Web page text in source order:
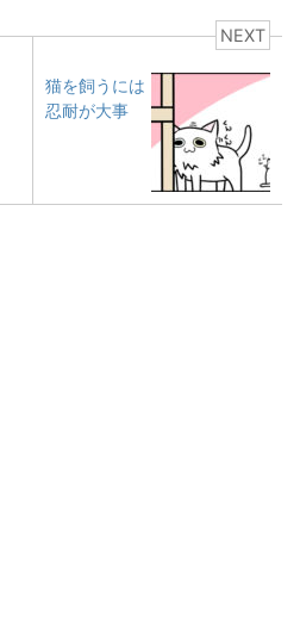
NEXT
猫を飼うには
忍耐が大事